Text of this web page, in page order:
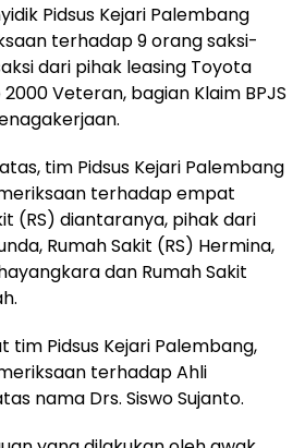
Pidsus Kejari Palembang
terhadap 9 orang saksi-
dari pihak leasing Toyota
Veteran, bagian Klaim BPJS
tim Pidsus Kejari Palembang
terhadap empat
(RS) diantaranya, pihak dari
Rumah Sakit (RS) Hermina,
dan Rumah Sakit
tim Pidsus Kejari Palembang,
terhadap Ahli
nama Drs. Siswo Sujanto.